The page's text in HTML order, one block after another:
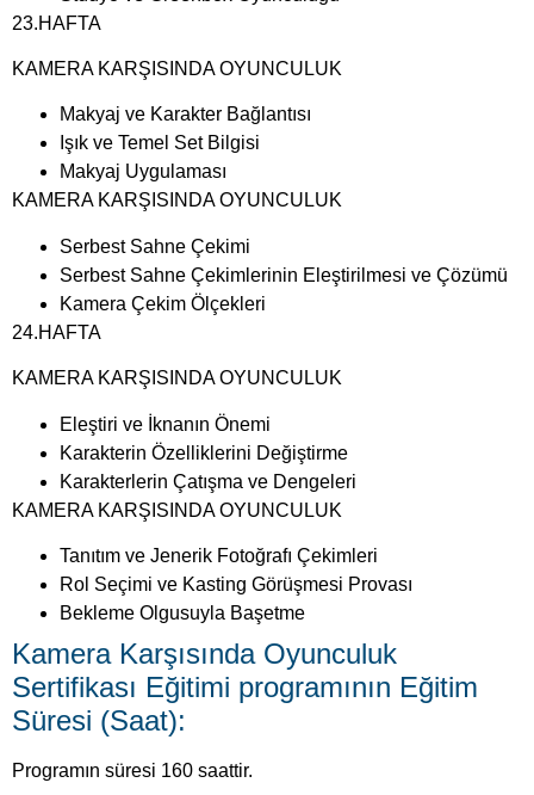
23.HAFTA
KAMERA KARŞISINDA OYUNCULUK
Makyaj ve Karakter Bağlantısı
Işık ve Temel Set Bilgisi
Makyaj Uygulaması
KAMERA KARŞISINDA OYUNCULUK
Serbest Sahne Çekimi
Serbest Sahne Çekimlerinin Eleştirilmesi ve Çözümü
Kamera Çekim Ölçekleri
24.HAFTA
KAMERA KARŞISINDA OYUNCULUK
Eleştiri ve İknanın Önemi
Karakterin Özelliklerini Değiştirme
Karakterlerin Çatışma ve Dengeleri
KAMERA KARŞISINDA OYUNCULUK
Tanıtım ve Jenerik Fotoğrafı Çekimleri
Rol Seçimi ve Kasting Görüşmesi Provası
Bekleme Olgusuyla Başetme
Kamera Karşısında Oyunculuk
Sertifikası Eğitimi programının Eğitim
Süresi (Saat):
Programın süresi 160 saattir.